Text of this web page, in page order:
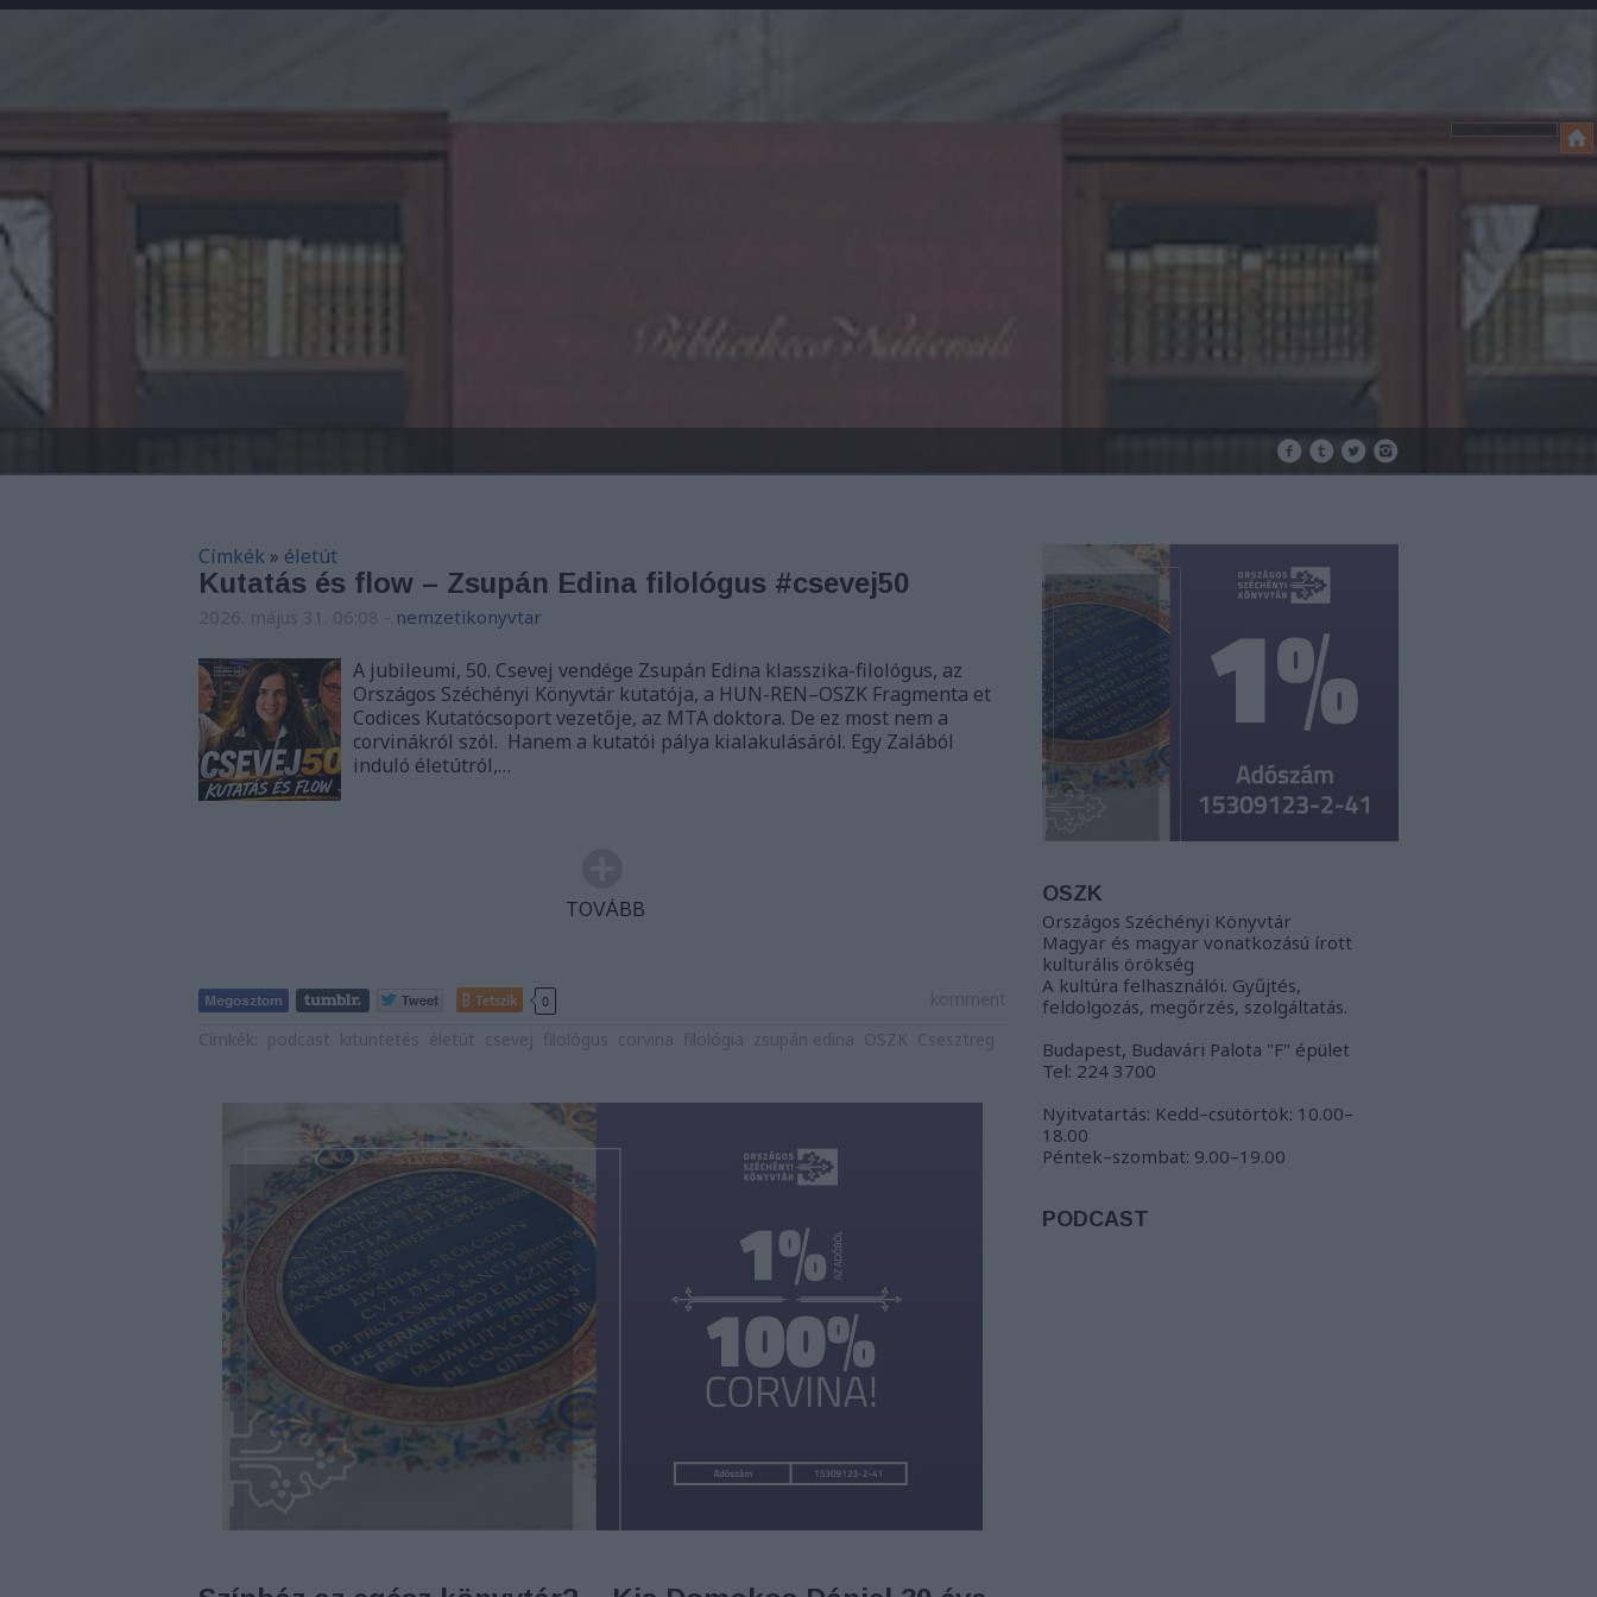
Címkék » életút
Kutatás és flow – Zsupán Edina filológus #csevej50
nemzetikonyvtar
A jubileumi, 50. Csevej vendége Zsupán Edina klasszika-filológus, az
Országos Széchényi Könyvtár kutatója, a HUN-REN–OSZK Fragmenta et
Codices Kutatócsoport vezetője, az MTA doktora. De ez most nem a
corvinákról szól. Hanem a kutatói pálya kialakulásáról. Egy Zalából
induló életútról,…
TOVÁBB
Tetszik 0
OSZK
Országos Széchényi Könyvtár
Magyar és magyar vonatkozású írott
kulturális örökség
A kultúra felhasználói. Gyűjtés,
feldolgozás, megőrzés, szolgáltatás.
Budapest, Budavári Palota "F" épület
Tel: 224 3700
Nyitvatartás: Kedd–csütörtök: 10.00–
18.00
Péntek–szombat: 9.00–19.00
PODCAST